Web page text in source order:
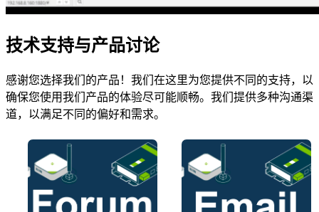
技术支持与产品讨论
感谢您选择我们的产品！我们在这里为您提供不同的支持，以
确保您使用我们产品的体验尽可能顺畅。我们提供多种沟通渠
道，以满足不同的偏好和需求。